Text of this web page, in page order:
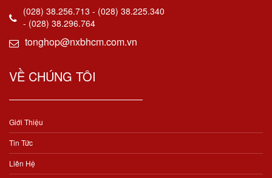
(028) 38.256.713 - (028) 38.225.340
- (028) 38.296.764
tonghop@nxbhcm.com.vn
VỀ CHÚNG TÔI
Giới Thiệu
Tin Tức
Liên Hệ